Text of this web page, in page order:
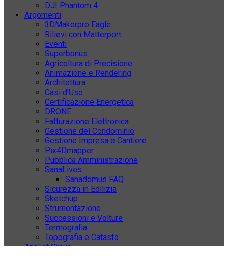
DJI Phantom 4
Argomenti
3DMakerpro Eagle
Rilievi con Matterport
Eventi
Superbonus
Agricoltura di Precisione
Animazione e Rendering
Architettura
Casi d’Uso
Certificazione Energetica
DRONE
Fatturazione Elettronica
Gestione del Condominio
Gestione Impresa e Cantiere
Pix4Dmapper
Pubblica Amministrazione
SanaLives
Sanadomus FAQ
Sicurezza in Edilizia
Sketchup
Strumentazione
Successioni e Volture
Termografia
Topografia e Catasto
Analist Group